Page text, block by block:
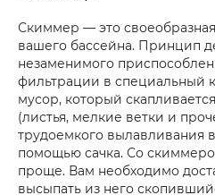
Скиммер — это
вашего бассейна. Принцип
незаменимого
фильтрации в специальный
мусор, который
(листья, мелкие ветки и
трудоемкого вылавливания
помощью сачка. Со
проще. Вам необходимо
высыпать из него